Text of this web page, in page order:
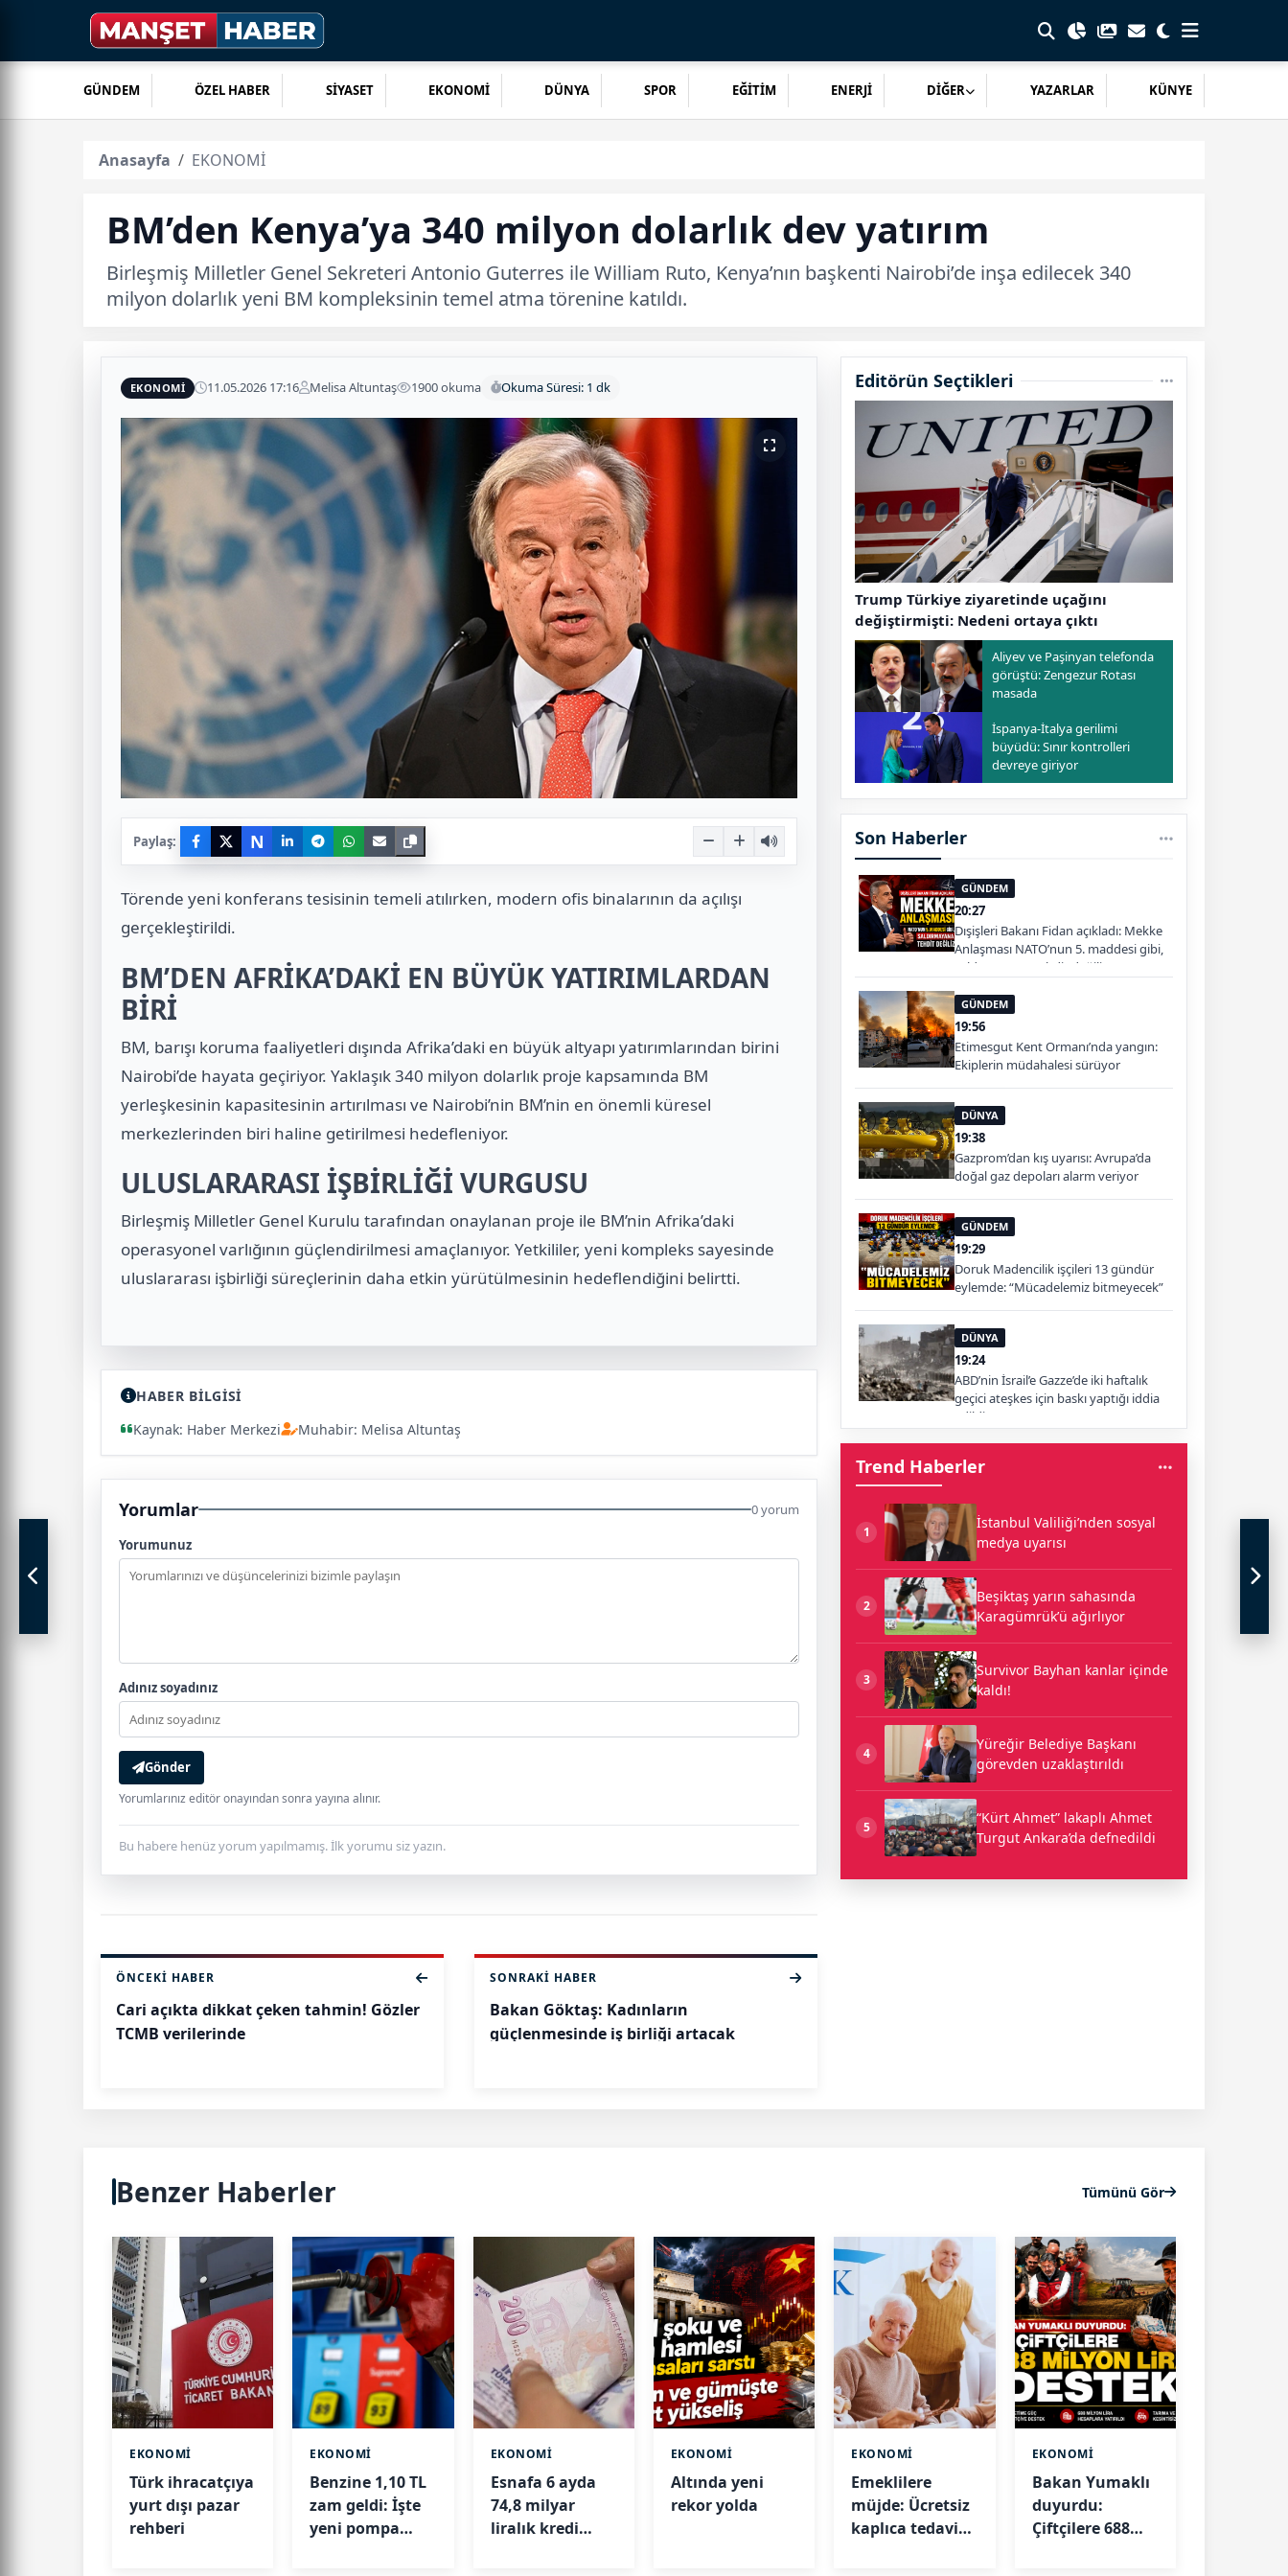
GÜNDEM ÖZEL HABER SİYASET EKONOMİ DÜNYA SPOR EĞİTİM ENERJİ DİĞER YAZARLAR KÜNYE
Anasayfa EKONOMİ
BM’den Kenya’ya 340 milyon dolarlık dev yatırım
Birleşmiş Milletler Genel Sekreteri Antonio Guterres ile William Ruto, Kenya’nın başkenti Nairobi’de inşa edilecek 340
milyon dolarlık yeni BM kompleksinin temel atma törenine katıldı.
EKONOMİ 11.05.2026 17:16 Melisa Altuntaş 1900 okuma Okuma Süresi: 1 dk
Paylaş: N
Törende yeni konferans tesisinin temeli atılırken, modern ofis binalarının da açılışı
gerçekleştirildi.
BM’DEN AFRİKA’DAKİ EN BÜYÜK YATIRIMLARDAN
BİRİ
BM, barışı koruma faaliyetleri dışında Afrika’daki en büyük altyapı yatırımlarından birini
Nairobi’de hayata geçiriyor. Yaklaşık 340 milyon dolarlık proje kapsamında BM
yerleşkesinin kapasitesinin artırılması ve Nairobi’nin BM’nin en önemli küresel
merkezlerinden biri haline getirilmesi hedefleniyor.
ULUSLARARASI İŞBİRLİĞİ VURGUSU
Birleşmiş Milletler Genel Kurulu tarafından onaylanan proje ile BM’nin Afrika’daki
operasyonel varlığının güçlendirilmesi amaçlanıyor. Yetkililer, yeni kompleks sayesinde
uluslararası işbirliği süreçlerinin daha etkin yürütülmesinin hedeflendiğini belirtti.
HABER BİLGİSİ
Kaynak: Haber Merkezi
Muhabir: Melisa Altuntaş
Yorumlar 0 yorum
Yorumunuz
Adınız soyadınız
Gönder
Yorumlarınız editör onayından sonra yayına alınır.
Bu habere henüz yorum yapılmamış. İlk yorumu siz yazın.
ÖNCEKI HABER
Cari açıkta dikkat çeken tahmin! Gözler
TCMB verilerinde
SONRAKI HABER
Bakan Göktaş: Kadınların
güçlenmesinde iş birliği artacak
Editörün Seçtikleri
Trump Türkiye ziyaretinde uçağını
değiştirmişti: Nedeni ortaya çıktı
Aliyev ve Paşinyan telefonda
görüştü: Zengezur Rotası
masada
İspanya-İtalya gerilimi
büyüdü: Sınır kontrolleri
devreye giriyor
Son Haberler
GÜNDEM
20:27
Dışişleri Bakanı Fidan açıkladı: Mekke
Anlaşması NATO’nun 5. maddesi gibi,
saldırmayana tehdit değiliz
GÜNDEM
19:56
Etimesgut Kent Ormanı’nda yangın:
Ekiplerin müdahalesi sürüyor
DÜNYA
19:38
Gazprom’dan kış uyarısı: Avrupa’da
doğal gaz depoları alarm veriyor
GÜNDEM
19:29
Doruk Madencilik işçileri 13 gündür
eylemde: “Mücadelemiz bitmeyecek”
DÜNYA
19:24
ABD’nin İsrail’e Gazze’de iki haftalık
geçici ateşkes için baskı yaptığı iddia
edildi
Trend Haberler
1
İstanbul Valiliği’nden sosyal
medya uyarısı
2
Beşiktaş yarın sahasında
Karagümrük’ü ağırlıyor
3
Survivor Bayhan kanlar içinde
kaldı!
4
Yüreğir Belediye Başkanı
görevden uzaklaştırıldı
5
“Kürt Ahmet” lakaplı Ahmet
Turgut Ankara’da defnedildi
Benzer Haberler Tümünü Gör
EKONOMİ
Türk ihracatçıya
yurt dışı pazar
rehberi
EKONOMİ
Benzine 1,10 TL
zam geldi: İşte
yeni pompa
EKONOMİ
Esnafa 6 ayda
74,8 milyar
liralık kredi
EKONOMİ
Altında yeni
rekor yolda
EKONOMİ
Emeklilere
müjde: Ücretsiz
kaplıca tedavisi
EKONOMİ
Bakan Yumaklı
duyurdu:
Çiftçilere 688